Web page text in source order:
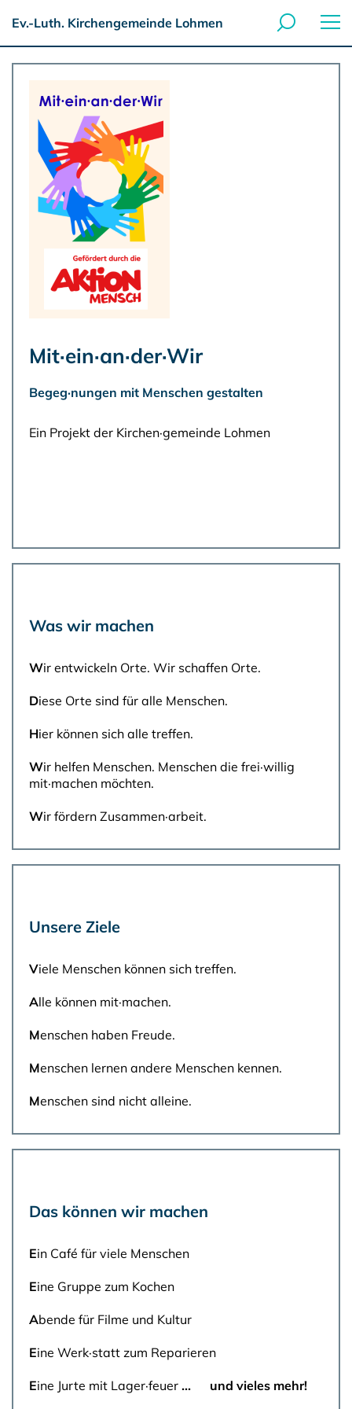
Ev.-Luth. Kirchengemeinde Lohmen
Mit·ein·an·der·Wir
Begeg·nungen mit Menschen gestalten
Ein Projekt der Kirchen·gemeinde Lohmen
Was wir machen
Wir entwickeln Orte. Wir schaffen Orte.
Diese Orte sind für alle Menschen.
Hier können sich alle treffen.
Wir helfen Menschen. Menschen die frei·willig
mit·machen möchten.
Wir fördern Zusammen·arbeit.
Unsere Ziele
Viele Menschen können sich treffen.
Alle können mit·machen.
Menschen haben Freude.
Menschen lernen andere Menschen kennen.
Menschen sind nicht alleine.
Das können wir machen
Ein Café für viele Menschen
Eine Gruppe zum Kochen
Abende für Filme und Kultur
Eine Werk·statt zum Reparieren
Eine Jurte mit Lager·feuer ... und vieles mehr!